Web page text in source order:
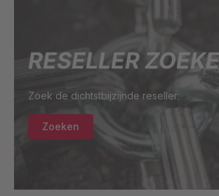
RESELLER
Zoek de dichtstbijzijnde reseller.
Zoeken